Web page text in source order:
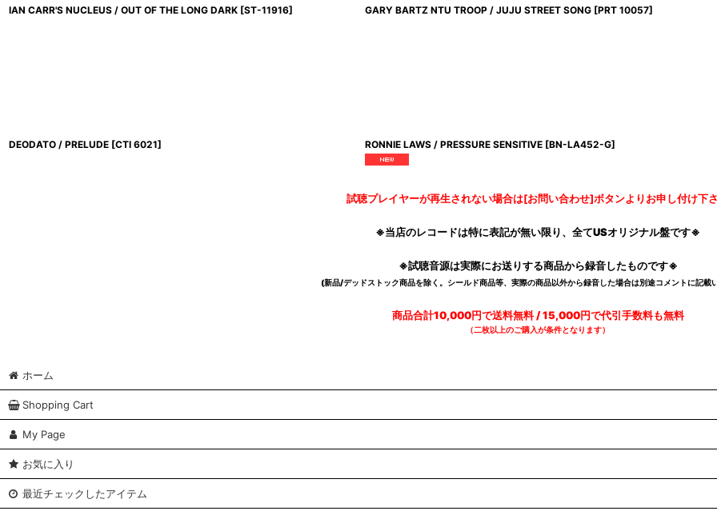
IAN CARR'S NUCLEUS / OUT OF THE LONG DARK [ST-11916] GARY BARTZ NTU TROOP / JUJU STREET SONG [PRT 10057]
DEODATO / PRELUDE [CTI 6021] RONNIE LAWS / PRESSURE SENSITIVE [BN-LA452-G]
試聴プレイヤーが再生されない場合は[お問い合わせ]ボタンよりお申し付け下
※当店のレコードは特に表記が無い限り、全てUSオリジナル盤です※
※試聴音源は実際にお送りする商品から録音したものです※
(新品/デッドストック商品を除く。シールド商品等、実際の商品以外から録音した場合は別途コメントに記載
商品合計10,000円で送料無料 / 15,000円で代引手数料も無料
（二枚以上のご購入が条件となります）
ホーム
Shopping Cart
My Page
お気に入り
最近チェックしたアイテム